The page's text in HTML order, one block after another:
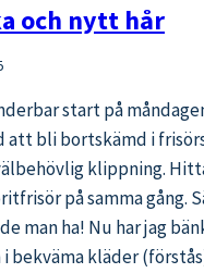
och nytt hår
start på
att bli bortskämd i
klippning.
på samma gång.
man ha! Nu har jag
bekväma kläder